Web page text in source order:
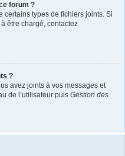
forum ?
certains types de fichiers joints. Si
être chargé, contactez
?
avez joints à vos messages et
de l’utilisateur puis Gestion des